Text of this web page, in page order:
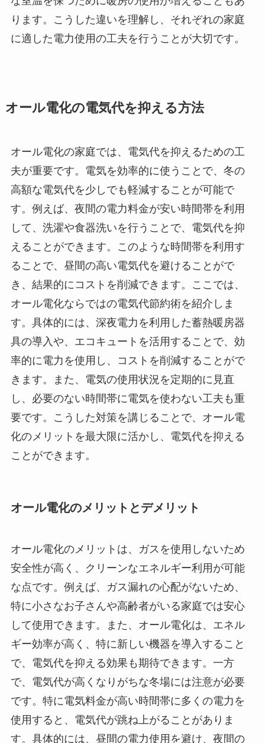
ります。こうした違いを理解し、それぞれの家庭
に適した電力使用の工夫を行うことが大切です。
オール電化の電気代を抑える方法
オール電化の家庭では、電気代を抑えるための工
夫が重要です。電気を効率的に使うことで、冬の
高額な電気代を少しでも軽減することが可能で
す。例えば、夜間の電力料金が安い時間帯を利用
して、洗濯や食器洗いを行うことで、電気代を抑
えることができます。このような時間帯を利用す
ることで、昼間の高い電気代を避けることがで
き、結果的にコストを削減できます。ここでは、
オール電化ならではの電気代節約術を紹介しま
す。具体的には、深夜電力を利用した蓄熱暖房器
具の導入や、エコキュートを活用することで、効
率的に電力を使用し、コストを削減することがで
きます。また、電気の使用状況を定期的に見直
し、必要のない時間帯に電気を使わない工夫も重
要です。こうした対策を講じることで、オール電
化のメリットを最大限に活かし、電気代を抑える
ことができます。
オール電化のメリットとデメリット
オール電化のメリットは、ガスを使用しないため
安全性が高く、クリーンなエネルギー利用が可能
な点です。例えば、ガス漏れの心配がないため、
特に小さなお子さんや高齢者がいる家庭では安心
して使用できます。また、オール電化は、エネル
ギー効率が高く、特に新しい機器を導入すること
で、電気代を抑える効果も期待できます。一方
で、電気代が高くなりがちな冬場には注意が必要
です。特に電気料金が高い時間帯に多くの電力を
使用すると、電気代が跳ね上がることがありま
す。具体的には、昼間の電力使用を避け、夜間の